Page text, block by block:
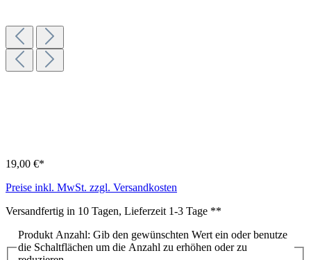
19,00 €*
Preise inkl. MwSt. zzgl. Versandkosten
Versandfertig in 10 Tagen, Lieferzeit 1-3 Tage **
Produkt Anzahl: Gib den gewünschten Wert ein oder benutze
die Schaltflächen um die Anzahl zu erhöhen oder zu